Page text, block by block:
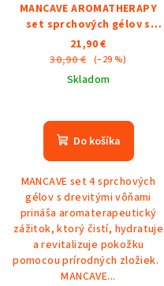
MANCAVE AROMATHERAPY
set sprchových gélov s
vôňou dreva
21,90 €
30,90 € (–29 %)
Skladom
Do košíka
MANCAVE set 4 sprchových
gélov s drevitými vôňami
prináša aromaterapeutický
zážitok, ktorý čistí, hydratuje
a revitalizuje pokožku
pomocou prírodných zložiek.
MANCAVE...